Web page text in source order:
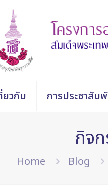
ยวกับ การประชาสัม
กิจ
Home Blog